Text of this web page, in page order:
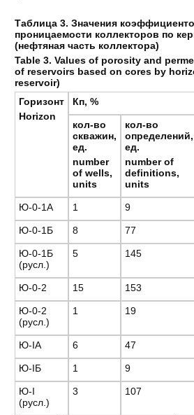
Таблица 3. Значения
проницаемости коллекторов по
(нефтяная часть коллектора)
Table 3. Values of porosity and
of reservoirs based on cores by
reservoir)
Горизонт
Horizon
Кп, %
кол-во
скважин,
ед.
number
of wells,
units
кол-во
определений,
ед.
number of
definitions,
units
Ю-0-1А 1 9
Ю-0-1Б 8 77
Ю-0-1Б
(русл.)
5 145
Ю-0-2 15 153
Ю-0-2
(русл.)
1 19
Ю-IА 6 47
Ю-IБ 1 9
Ю-I
(русл.)
3 107